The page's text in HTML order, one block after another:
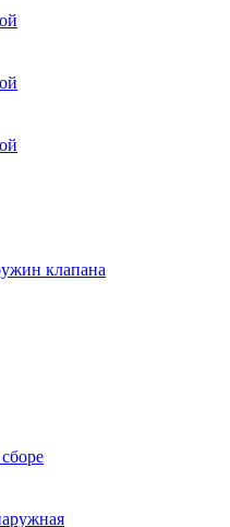
клапана